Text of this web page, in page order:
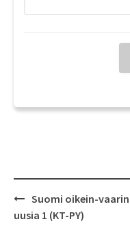
Post
navigation
Suomi oikein-vaarin
uusia 1 (KT-PY)